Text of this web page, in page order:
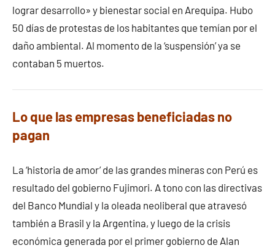
lograr desarrollo» y bienestar social en Arequipa. Hubo
50 días de protestas de los habitantes que temían por el
daño ambiental. Al momento de la ‘suspensión’ ya se
contaban 5 muertos.
Lo que las empresas beneficiadas no
pagan
La ‘historia de amor’ de las grandes mineras con Perú es
resultado del gobierno Fujimori. A tono con las directivas
del Banco Mundial y la oleada neoliberal que atravesó
también a Brasil y la Argentina, y luego de la crisis
económica generada por el primer gobierno de Alan